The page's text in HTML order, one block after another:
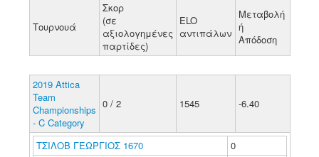
Τουρνουά
Σκορ
(σε
αξιολογημένες
παρτίδες)
ELO
αντιπάλων
Μεταβολή
ή
Απόδοση
2019 Attica
Team
Championships
- C Category
0 / 2 1545 -6.40
ΤΣΙΛΟΒ ΓΕΩΡΓΙΟΣ 1670
0